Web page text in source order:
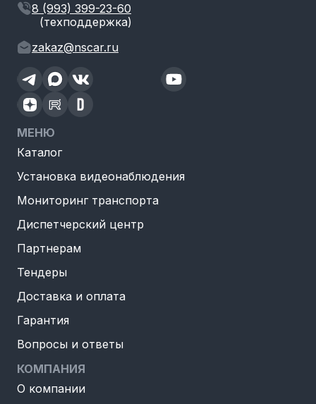
8 (993) 399-23-60
(техподдержка)
zakaz@nscar.ru
МЕНЮ
Каталог
Установка видеонаблюдения
Мониторинг транспорта
Диспетчерский центр
Партнерам
Тендеры
Доставка и оплата
Гарантия
Вопросы и ответы
КОМПАНИЯ
О компании